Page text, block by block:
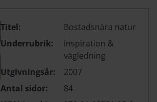
Titel:
Bostadsnära natur
Underrubrik:
inspiration &
vägledning
Utgivningsår:
2007
Antal sidor:
84